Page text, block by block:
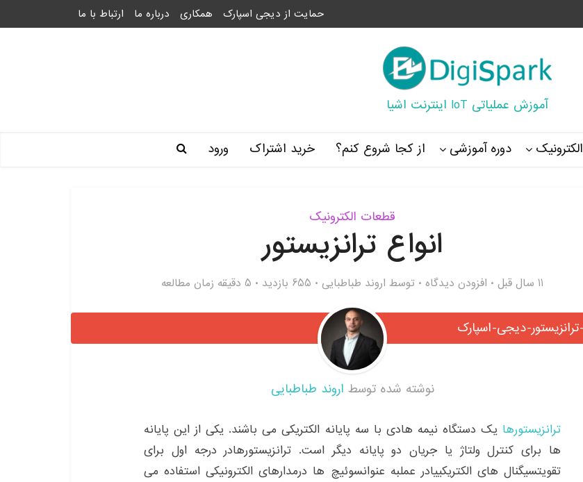
حمایت از دیجی اسپارک همکاری درباره ما ارتباط با ما
آموزش عملیاتی IoT اینترنت اشیا
الکترونیک دوره آموزشی از کجا شروع کنم؟ خرید اشتراک ورود
قطعات الکترونیک
انواع ترانزیستور
11 سال قبل افزودن دیدگاه توسط اروند طباطبایی 655 بازدید 5 دقیقه زمان مطالعه
نوشته شده توسط اروند طباطبایی
ترانزیستورها یک دستگاه نیمه هادی با سه پایانه الکتریکی می باشند. یکی از این پایانه
ها برای کنترل ولتاژ یا جریان دو پایانه دیگر است. ترانزیستورهادر درجه اول برای
تقویتسیگنال های الکتریکییادر عملبه عنوانسوئیچ ها درمدارهای الکترونیکی استفاده می